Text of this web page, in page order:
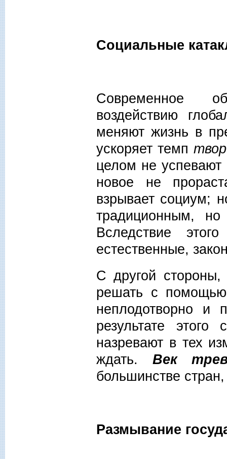
Социальные
Современное
воздействию
меняют жизнь в
ускоряет темп
целом не
новое не
взрывает социум;
традиционным, но
Вследствие
естественные,
С другой
решать с помощью
неплодотворно и
результате
назревают в тех
ждать. Век
большинстве
Размывание